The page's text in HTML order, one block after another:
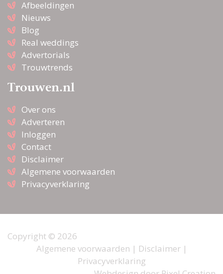
Afbeeldingen
Nieuws
Blog
Real weddings
Advertorials
Trouwtrends
Trouwen.nl
Over ons
Adverteren
Inloggen
Contact
Disclaimer
Algemene voorwaarden
Privacyverklaring
Copyright © 2026
Algemene voorwaarden | Disclaimer|
Privacyverklaring